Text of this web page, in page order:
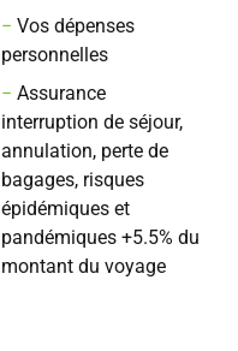
−Vos dépenses
personnelles
−Assurance
interruption de séjour,
annulation, perte de
bagages, risques
épidémiques et
pandémiques +5.5% du
montant du voyage